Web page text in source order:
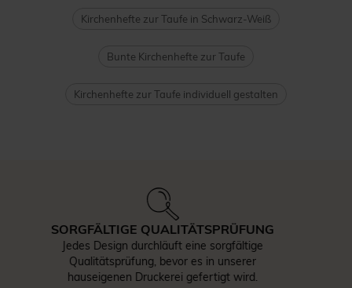
Kirchenhefte zur Taufe in Schwarz-Weiß
Bunte Kirchenhefte zur Taufe
Kirchenhefte zur Taufe individuell gestalten
ERREICHBARER KUNDENSERVICE
Bei Fragen können Sie unseren
Kundenservice gerne per E-Mail
oder Telefon kontaktieren.